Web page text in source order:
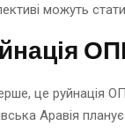
можуть
це руйнація
Аравія